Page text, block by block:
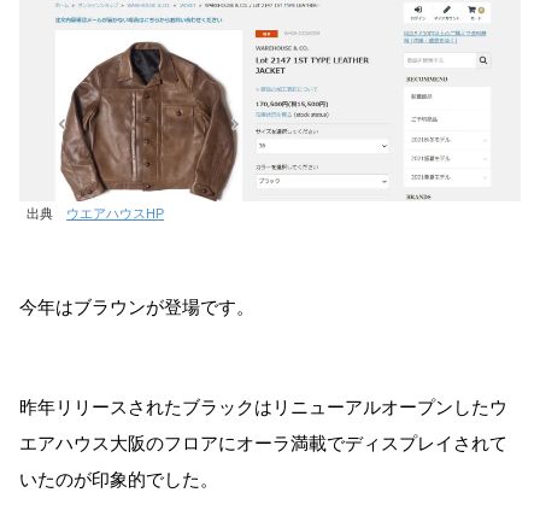
出典 ウエアハウスHP
今年はブラウンが登場です。
昨年リリースされたブラックはリニューアルオープンしたウ
エアハウス大阪のフロアにオーラ満載でディスプレイされて
いたのが印象的でした。